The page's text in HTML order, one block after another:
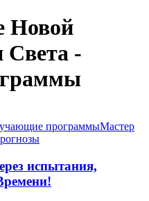
Новой
-
программыМастер
испытания,